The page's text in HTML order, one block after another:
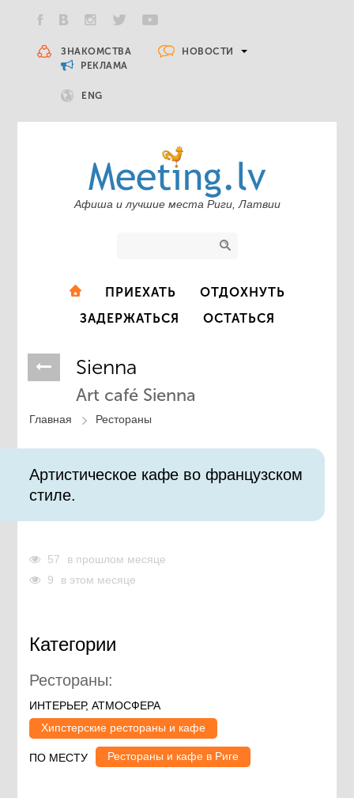
ЗНАКОМСТВА
НОВОСТИ
РЕКЛАМА
ENG
Афиша и лучшие места Риги, Латвии
ПРИЕХАТЬ
ОТДОХНУТЬ
ЗАДЕРЖАТЬСЯ
ОСТАТЬСЯ
Sienna
Art café Sienna
Главная Рестораны
Артистическое кафе во французском
стиле.
57
в прошлом месяце
9
в этом месяце
Категории
Рестораны:
ИНТЕРЬЕР, АТМОСФЕРА
Хипстерские рестораны и кафе
ПО МЕСТУ Рестораны и кафе в Риге